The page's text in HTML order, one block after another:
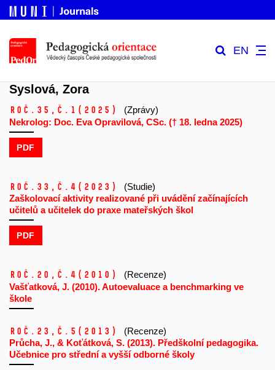
EN
Syslová, Zora
Roč.35, č.1 (2025)
(Zprávy)
Nekrolog: Doc. Eva Opravilová, CSc. († 18. ledna 2025)
PDF
Roč.33, č.4 (2023)
(Studie)
Zaškolovací aktivity realizované při uvádění začínajících
učitelů a učitelek do praxe mateřských škol
PDF
Roč.20, č.4 (2010)
(Recenze)
Vašťatková, J. (2010). Autoevaluace a benchmarking ve
škole
Roč.23, č.5 (2013)
(Recenze)
Průcha, J., & Koťátková, S. (2013). Předškolní pedagogika.
Učebnice pro střední a vyšší odborné školy